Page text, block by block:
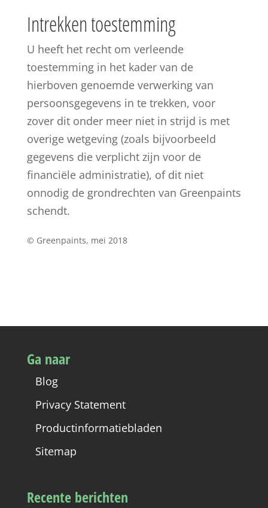
Intrekken toestemming
U heeft het recht om verleende
toestemming in het kader van de
hierboven genoemde verwerking van
persoonsgegevens in te trekken, voor
zover dit onder meer niet in strijd is met
overige wetgeving (zoals bijvoorbeeld
gegevens die verplicht zijn voor de
financiële administratie), of dit niet
onnodig de grondrechten van Greenpaints
schendt.
© Greenpaints, mei 2018
Ga naar
Blog
Privacy Statement
Productinformatiebladen
Sitemap
Recente berichten